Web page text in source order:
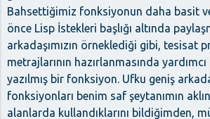
Bahsettiğimiz fonksiyonun daha basit
önce Lisp İstekleri başlığı altında
arkadaşımızın örneklediği gibi, tesisat
metrajlarının hazırlanmasında
yazılmış bir fonksiyon. Ufku geniş
fonksiyonları benim saf şeytanımın
alanlarda kullandıklarını bildiğimden,